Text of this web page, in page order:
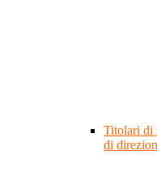
Titolari di
di